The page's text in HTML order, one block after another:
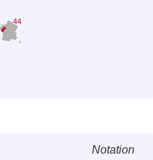
44
Notation